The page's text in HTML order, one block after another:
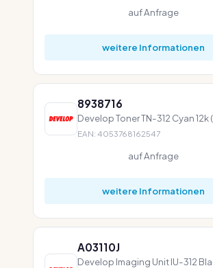
auf Anfrage
weitere Informationen
8938716
Develop Toner TN-312 Cyan 12k
EAN: 4053768162547
auf Anfrage
weitere Informationen
A03110J
Develop Imaging Unit IU-312